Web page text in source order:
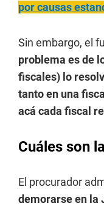
por causas
Sin embargo, el
problema es de
fiscales) lo
tanto en una
acá cada fiscal
Cuáles son
El procurador
demorarse en la